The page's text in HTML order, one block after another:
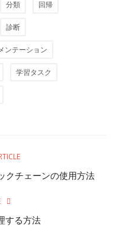
分類 回帰
診断
ンテーション
学習タスク
クチェーンの使用方法
する方法